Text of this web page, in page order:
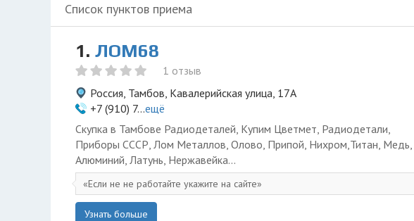
Список пунктов приема
1. ЛОМ68
1 отзыв
Россия, Тамбов, Кавалерийская улица, 17А
+7 (910) 7...ещё
Скупка в Тамбове Радиодеталей, Купим Цветмет, Радиодетали,
Приборы СССР, Лом Металлов, Олово, Припой, Нихром,Титан, Медь,
Алюминий, Латунь, Нержавейка...
Если не не работайте укажите на сайте
Узнать больше